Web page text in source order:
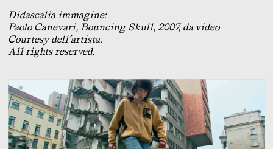
Didascalia immagine:
Paolo Canevari, Bouncing Skull, 2007, da video
Courtesy dell’artista.
All rights reserved.